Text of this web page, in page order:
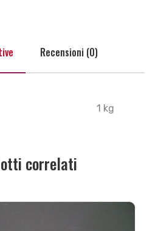
Recensioni (0)
1 kg
correlati